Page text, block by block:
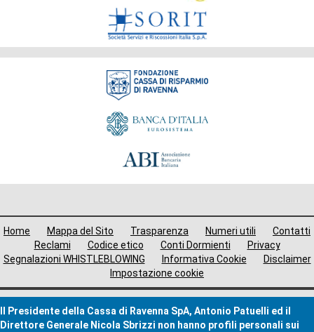
Fondazione
Home Mappa del Sito Trasparenza Numeri utili
Contatti
Reclami
Codice etico Conti Dormienti
Privacy
Segnalazioni WHISTLEBLOWING
Informativa Cookie
Disclaimer
Impostazione cookie
Il Presidente della Cassa di Ravenna SpA, Antonio Patuelli ed il
Direttore Generale Nicola Sbrizzi non hanno profili personali sui